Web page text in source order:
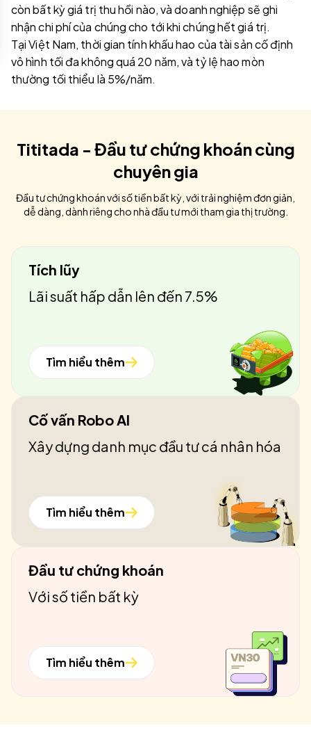
còn bất kỳ giá trị thu hồi nào, và doanh nghiệp sẽ ghi
nhận chi phí của chúng cho tới khi chúng hết giá trị.
Tại Việt Nam, thời gian tính khấu hao của tài sản cố định
vô hình tối đa không quá 20 năm, và tỷ lệ hao mòn
thường tối thiểu là 5%/năm.
Tititada - Đầu tư chứng khoán cùng
chuyên gia
Đầu tư chứng khoán với số tiền bất kỳ, với trải nghiệm đơn giản,
dễ dàng, dành riêng cho nhà đầu tư mới tham gia thị trường.
Tích lũy
Lãi suất hấp dẫn lên đến 7.5%
Tìm hiểu thêm
Cố vấn Robo AI
Xây dựng danh mục đầu tư cá nhân hóa
Tìm hiểu thêm
Đầu tư chứng khoán
Với số tiền bất kỳ
Tìm hiểu thêm